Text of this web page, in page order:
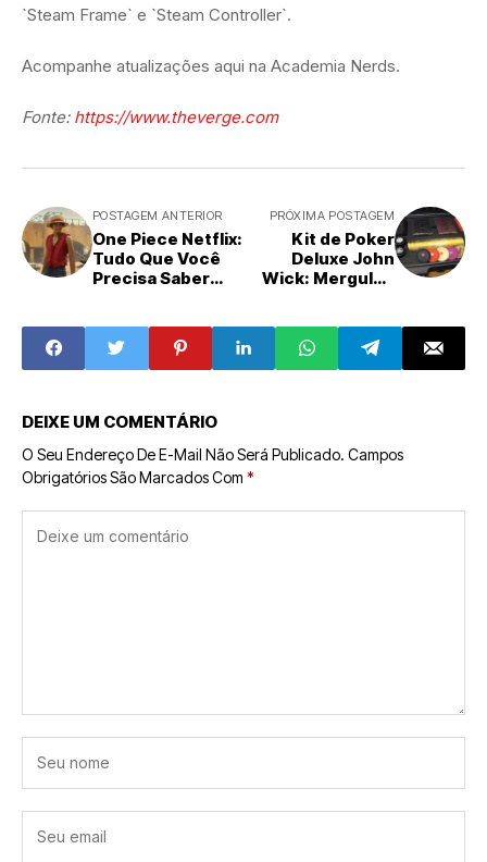
`Steam Frame` e `Steam Controller`.
Acompanhe atualizações aqui na Academia Nerds.
Fonte: https://www.theverge.com
POSTAGEM ANTERIOR
One Piece Netflix:
Tudo Que Você
Precisa Saber
PRÓXIMA POSTAGEM
Kit de Poker
Deluxe John
Wick: Mergulhe
DEIXE UM COMENTÁRIO
O Seu Endereço De E-Mail Não Será Publicado. Campos
Obrigatórios São Marcados Com *